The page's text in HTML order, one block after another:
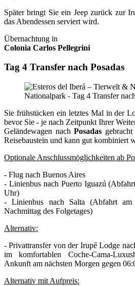
Später bringt Sie ein Jeep zurück zur
das Abendessen serviert wird.
Übernachtung in
Colonia Carlos Pellegrini
Tag 4 Transfer nach Posadas
Sie frühstücken ein letztes Mal in der
bevor Sie - je nach Zeitpunkt Ihrer
Geländewagen nachPosadas
Reisebaustein und kann gut kombiniert
Optionale Anschlussmöglichkeiten ab
- Flug nach Buenos Aires
- Linienbus nach Puerto Iguazú
Uhr)
- Linienbus nach Salta (Abfahrt
Nachmittag des Folgetages)
Alternativ:
- Privattransfer von der Irupé Lodge
im komfortablen Coche‑Cama-
Ankunft am nächsten Morgen gegen
Alternativ mit Aufpreis: